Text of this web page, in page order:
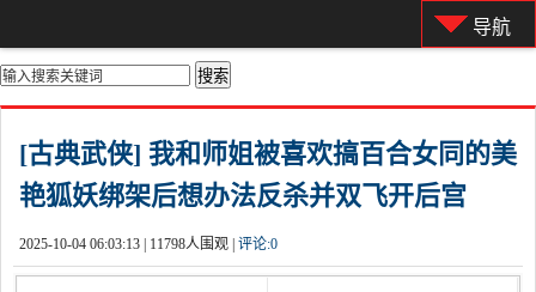
导航
你的位置： 首页>都市激情
[古典武侠] 我和师姐被喜欢搞百合女同的美
艳狐妖绑架后想办法反杀并双飞开后宫
2025-10-04 06:03:13 | 11798人围观 | 评论:0